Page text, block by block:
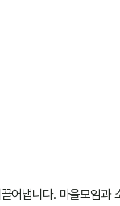
어냅니다. 마을모임